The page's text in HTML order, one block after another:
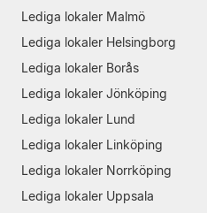
Lediga lokaler Malmö
Lediga lokaler Helsingborg
Lediga lokaler Borås
Lediga lokaler Jönköping
Lediga lokaler Lund
Lediga lokaler Linköping
Lediga lokaler Norrköping
Lediga lokaler Uppsala